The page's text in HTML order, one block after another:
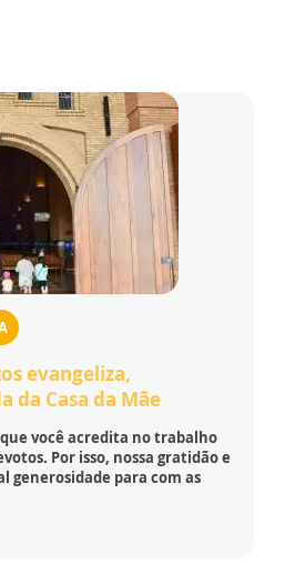
evangeliza,
da Casa da Mãe
você acredita no trabalho
Por isso, nossa gratidão e
generosidade para com as